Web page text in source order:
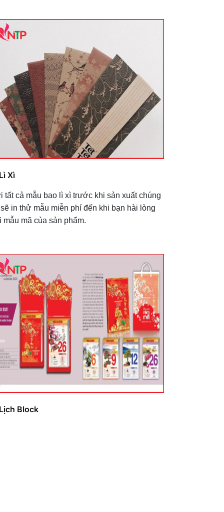
Xì
tất cả mẫu bao lì xì trước khi sản xuất chúng
in thử mẫu miễn phí đến khi bạn hài lòng
mẫu mã của sản phẩm.
Block